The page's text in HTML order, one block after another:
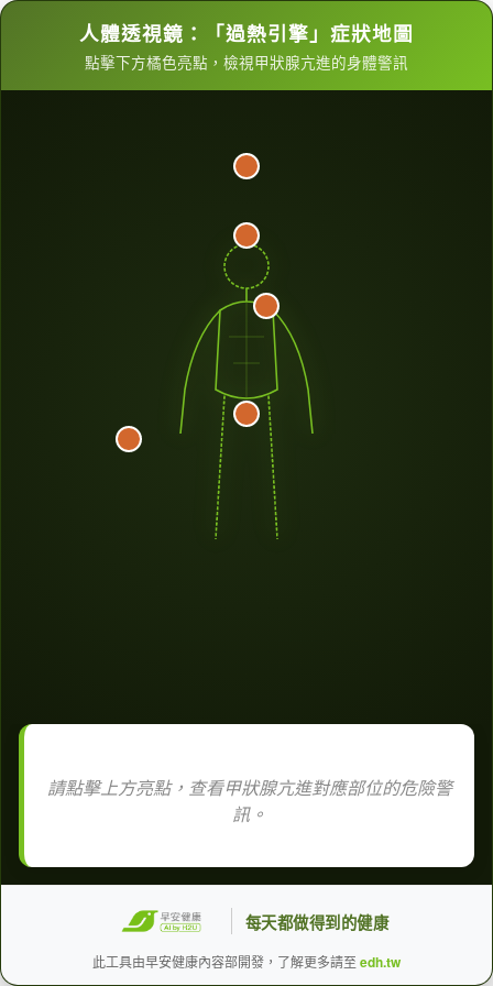
人體透視鏡：「過熱引擎」症狀地圖
點擊下方橘色亮點，檢視甲狀腺亢進的身體警訊
請點擊上方亮點，查看甲狀腺亢進對應部位的危險警
訊。
每天都做得到的健康
此工具由早安健康內容部開發，了解更多請至 edh.tw